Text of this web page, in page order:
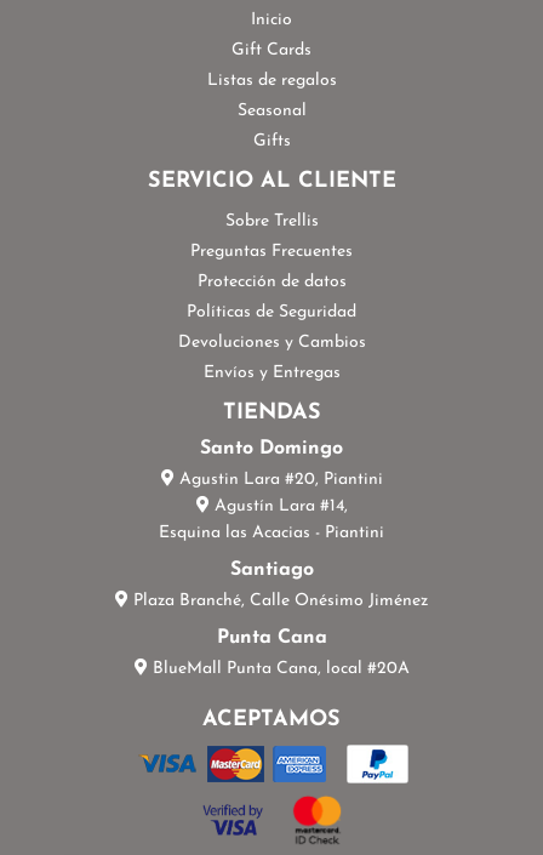
Inicio
Gift Cards
Listas de regalos
Seasonal
Gifts
SERVICIO AL CLIENTE
Sobre Trellis
Preguntas Frecuentes
Protección de datos
Políticas de Seguridad
Devoluciones y Cambios
Envíos y Entregas
TIENDAS
Santo Domingo
Agustin Lara #20, Piantini
Agustín Lara #14,
Esquina las Acacias - Piantini
Santiago
Plaza Branché, Calle Onésimo Jiménez
Punta Cana
BlueMall Punta Cana, local #20A
ACEPTAMOS